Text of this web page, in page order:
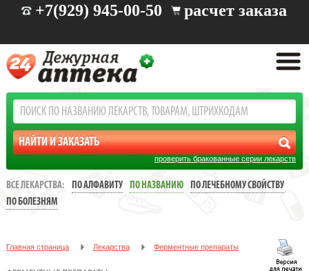
+7(929) 945-00-50 расчет заказа
проверить бракованные серии лекарств
ВСЕ ЛЕКАРСТВА: ПО АЛФАВИТУ ПО НАЗВАНИЮ
ПО ЛЕЧЕБНОМУ СВОЙСТВУ
ПО БОЛЕЗНЯМ
Главная страница Лекарства Ферментные препараты